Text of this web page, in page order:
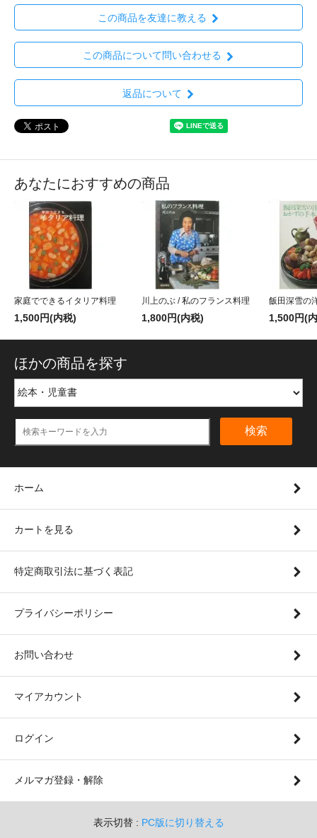
この商品を友達に教える
この商品について問い合わせる
返品について
あなたにおすすめの商品
家庭でできるイタリア料理
1,500円(内税)
川上のぶ / 私のフランス料理
1,800円(内税)
飯田深雪の
1,500円(
ほかの商品を探す
検索
ホーム
カートを見る
特定商取引法に基づく表記
プライバシーポリシー
お問い合わせ
マイアカウント
ログイン
メルマガ登録・解除
表示切替 : PC版に切り替える